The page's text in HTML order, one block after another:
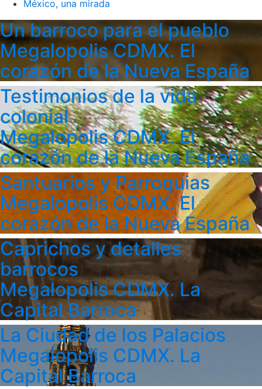
México, una mirada
Un barroco para el pueblo
Megalopolis CDMX. El
corazón de la Nueva España
Testimonios de la vida
colonial
Megalopolis CDMX. El
corazón de la Nueva España
Santuarios y Parroquias
Megalopolis CDMX. El
corazón de la Nueva España
Caprichos y detalles
barrocos
Megalopolis CDMX. La
Capital Barroca
La Ciudad de los Palacios
Megalopolis CDMX. La
Capital Barroca